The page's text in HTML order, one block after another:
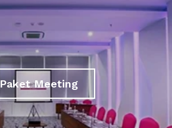
Paket Meeting